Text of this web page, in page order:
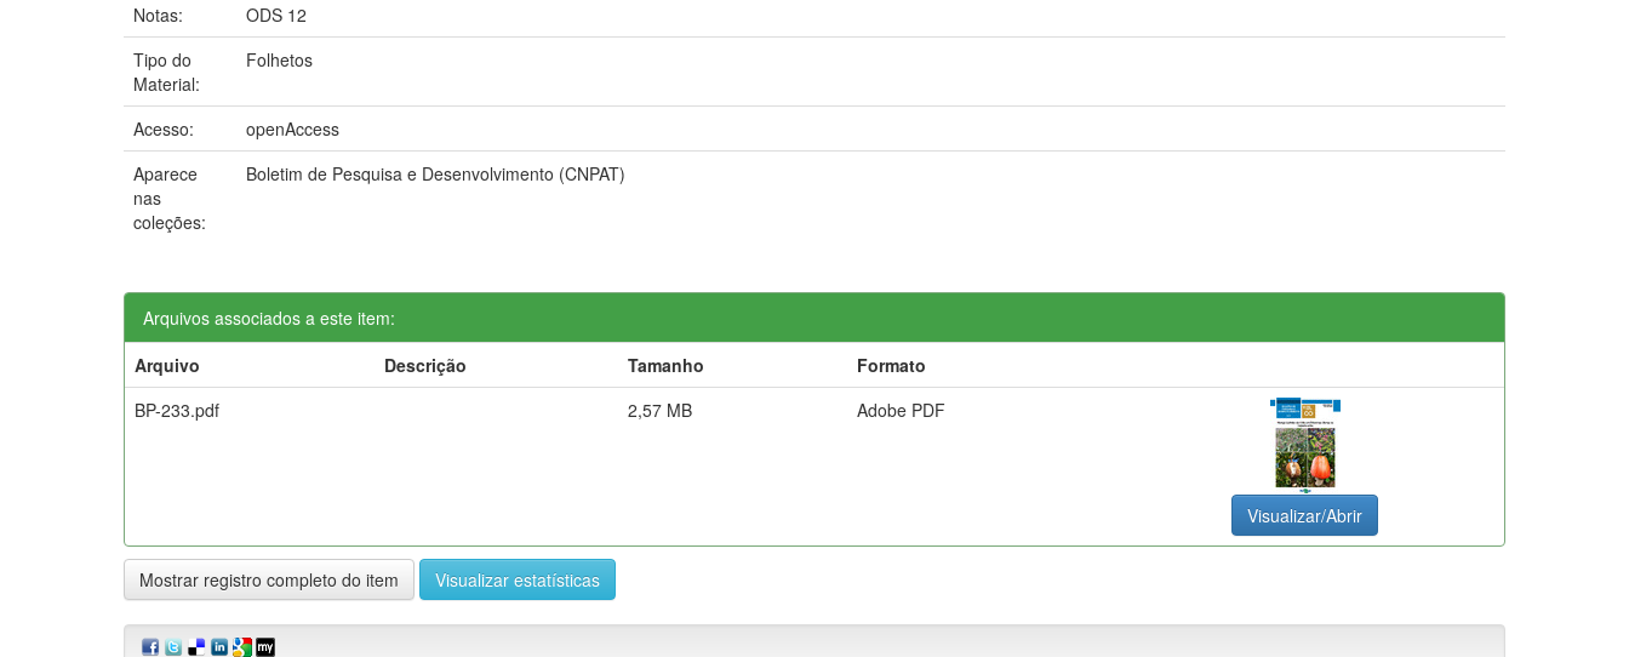
Notas:
ODS 12
Tipo do
Material:
Folhetos
Acesso:
openAccess
Aparece
nas
coleções:
Boletim de Pesquisa e Desenvolvimento (CNPAT)
Arquivos associados a este item:
Arquivo
Descrição Tamanho
Formato
BP-233.pdf
2,57 MB Adobe PDF
Visualizar/Abrir
Mostrar registro completo do item Visualizar estatísticas